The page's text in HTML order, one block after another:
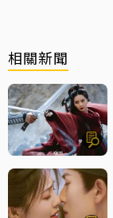
相關新聞